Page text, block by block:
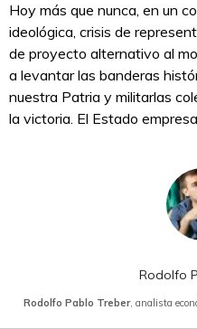
Hoy más que nunca, en un
ideológica, crisis de
de proyecto alternativo al
a levantar las banderas
nuestra Patria y militarlas
la victoria. El Estado
Rodolfo
Rodolfo Pablo Treber, analista